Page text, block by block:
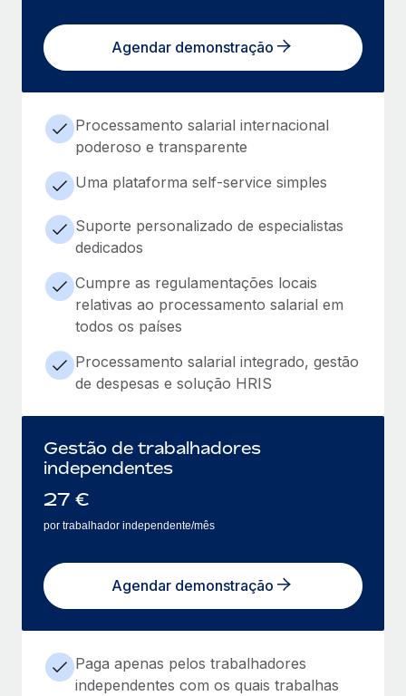
Agendar demonstração
Processamento salarial internacional
poderoso e transparente
Uma plataforma self-service simples
Suporte personalizado de especialistas
dedicados
Cumpre as regulamentações locais
relativas ao processamento salarial em
todos os países
Processamento salarial integrado, gestão
de despesas e solução HRIS
Gestão de trabalhadores
independentes
27 €
por trabalhador independente/mês
Agendar demonstração
Paga apenas pelos trabalhadores
independentes com os quais trabalhas